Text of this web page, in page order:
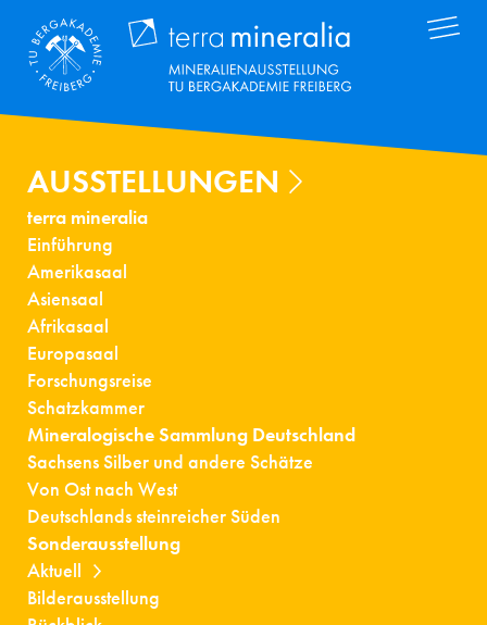
Inhalt
Terra
AUSSTELLUNGEN
terra mineralia
Einführung
Amerikasaal
Asiensaal
Afrikasaal
Europasaal
Forschungsreise
Schatzkammer
Mineralogische Sammlung Deutschland
Sachsens Silber und andere Schätze
Von Ost nach West
Deutschlands steinreicher Süden
Sonderausstellung
Aktuell
Bilderausstellung